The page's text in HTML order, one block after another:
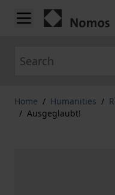
Skip to Content
Home / Humanities /
/ Ausgeglaubt!